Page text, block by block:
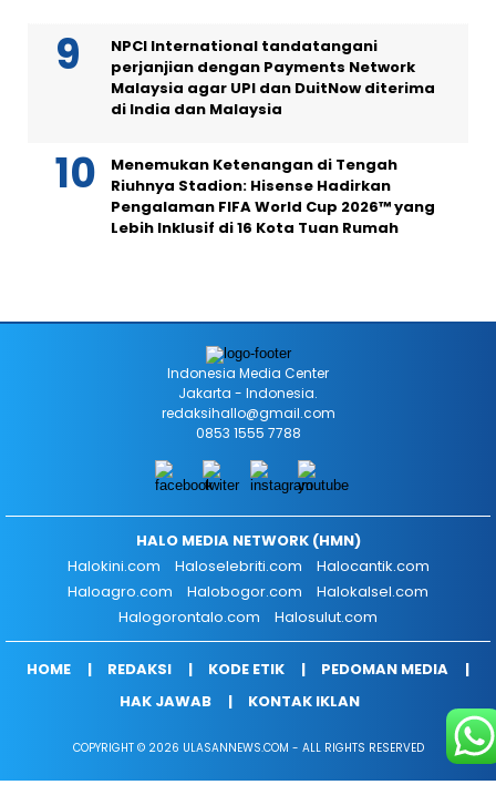
NPCI International tandatangani
perjanjian dengan Payments Network
Malaysia agar UPI dan DuitNow diterima
di India dan Malaysia
Menemukan Ketenangan di Tengah
Riuhnya Stadion: Hisense Hadirkan
Pengalaman FIFA World Cup 2026™ yang
Lebih Inklusif di 16 Kota Tuan Rumah
Indonesia Media Center
Jakarta - Indonesia.
redaksihallo@gmail.com
0853 1555 7788
HALO MEDIA NETWORK (HMN)
Halokini.com
Haloselebriti.com
Halocantik.com
Haloagro.com
Halobogor.com
Halokalsel.com
Halogorontalo.com
Halosulut.com
HOME REDAKSI KODE ETIK
PEDOMAN MEDIA
HAK JAWAB
KONTAK IKLAN
COPYRIGHT © 2026 ULASANNEWS.COM - ALL RIGHTS RESERVED